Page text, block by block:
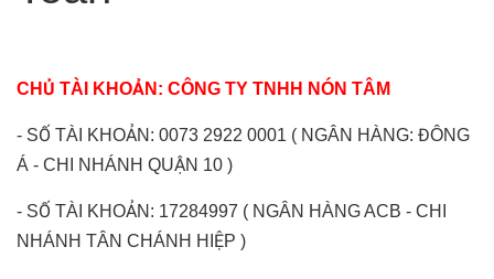
CHỦ TÀI KHOẢN: CÔNG TY TNHH NÓN TÂM
- SỐ TÀI KHOẢN: 0073 2922 0001 ( NGÂN HÀNG: ĐÔNG
Á - CHI NHÁNH QUẬN 10 )
- SỐ TÀI KHOẢN: 17284997 ( NGÂN HÀNG ACB - CHI
NHÁNH TÂN CHÁNH HIỆP )